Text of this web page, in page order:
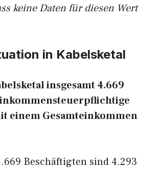
keine Daten für diesen Wert
in Kabelsketal
insgesamt 4.669
einem Gesamteinkommen
Beschäftigten sind 4.293